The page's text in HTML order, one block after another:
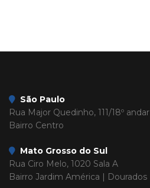
São Paulo
Rua Major Quedinho, 111/18º andar
Bairro Centro
Mato Grosso do Sul
Rua Ciro Melo, 1020 Sala A
Bairro Jardim América | Dourados